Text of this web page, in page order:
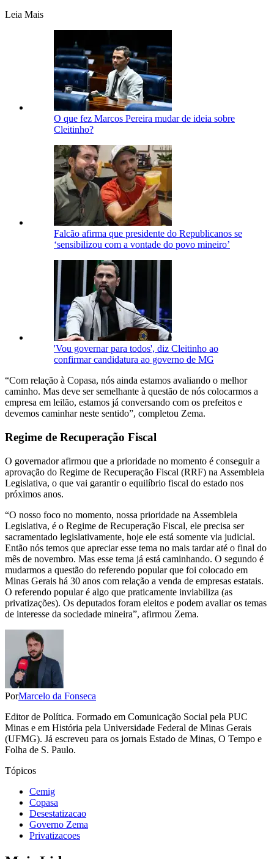
Leia Mais
O que fez Marcos Pereira mudar de ideia sobre
Cleitinho?
Falcão afirma que presidente do Republicanos se
‘sensibilizou com a vontade do povo mineiro’
'Vou governar para todos', diz Cleitinho ao
confirmar candidatura ao governo de MG
“Com relação à Copasa, nós ainda estamos avaliando o melhor
caminho. Mas deve ser semelhante à questão de nós colocarmos a
empresa em leilão, estamos já conversando com os prefeitos e
devemos caminhar neste sentido”, completou Zema.
Regime de Recuperação Fiscal
O governador afirmou que a prioridade no momento é conseguir a
aprovação do Regime de Recuperação Fiscal (RRF) na Assembleia
Legislativa, o que vai garantir o equilíbrio fiscal do estado nos
próximos anos.
“O nosso foco no momento, nossa prioridade na Assembleia
Legislativa, é o Regime de Recuperação Fiscal, ele precisa ser
sacramentado legislativamente, hoje ele está somente via judicial.
Então nós temos que apreciar esse tema no mais tardar até o final do
mês de novembro. Mas esse tema já está caminhando. O segundo é
mudarmos a questão do referendo popular que foi colocado em
Minas Gerais há 30 anos com relação a venda de empresas estatais.
O referendo popular é algo que praticamente inviabiliza (as
privatizações). Os deputados foram eleitos e podem avaliar os temas
de interesse da sociedade mineira”, afirmou Zema.
PorMarcelo da Fonseca
Editor de Política. Formado em Comunicação Social pela PUC
Minas e em História pela Universidade Federal de Minas Gerais
(UFMG). Já escreveu para os jornais Estado de Minas, O Tempo e
Folha de S. Paulo.
Tópicos
Cemig
Copasa
Desestatizacao
Governo Zema
Privatizacoes